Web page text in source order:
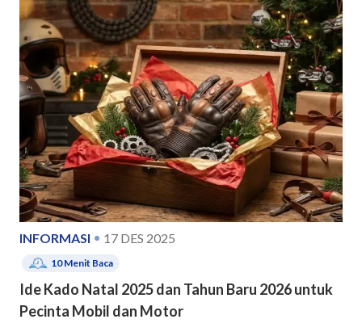
INFORMASI 17 DES 2025
10Menit Baca
Ide Kado Natal 2025 dan Tahun Baru 2026 untuk
Pecinta Mobil dan Motor